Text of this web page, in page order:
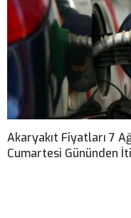
Akaryakıt Fiyatları 7
Cumartesi Gününden